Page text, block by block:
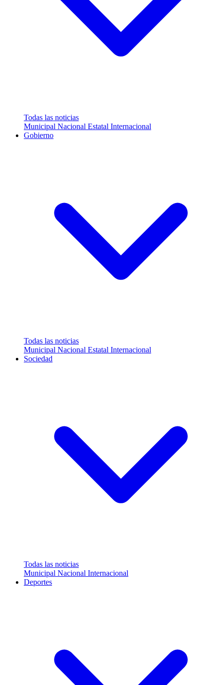
Todas las noticias
Municipal Nacional Estatal Internacional
Gobierno
Todas las noticias
Municipal Nacional Estatal Internacional
Sociedad
Todas las noticias
Municipal Nacional Internacional
Deportes